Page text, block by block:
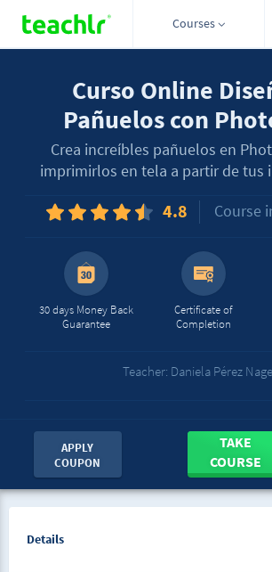
Courses
Curso Online
Pañuelos con
Crea increíbles pañuelos en
imprimirlos en tela a partir de tus
4.8 Course
30 days Money Back
Guarantee
Certificate of
Completion
Teacher: Daniela Pérez
APPLY
COUPON
TAKE
COURSE
Details